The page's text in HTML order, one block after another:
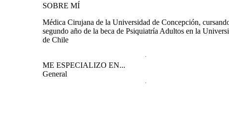
SOBRE MÍ
Médica Cirujana de la Universidad de Concepción,
segundo año de la beca de Psiquiatría Adultos en la
de Chile
ME ESPECIALIZO EN...
General